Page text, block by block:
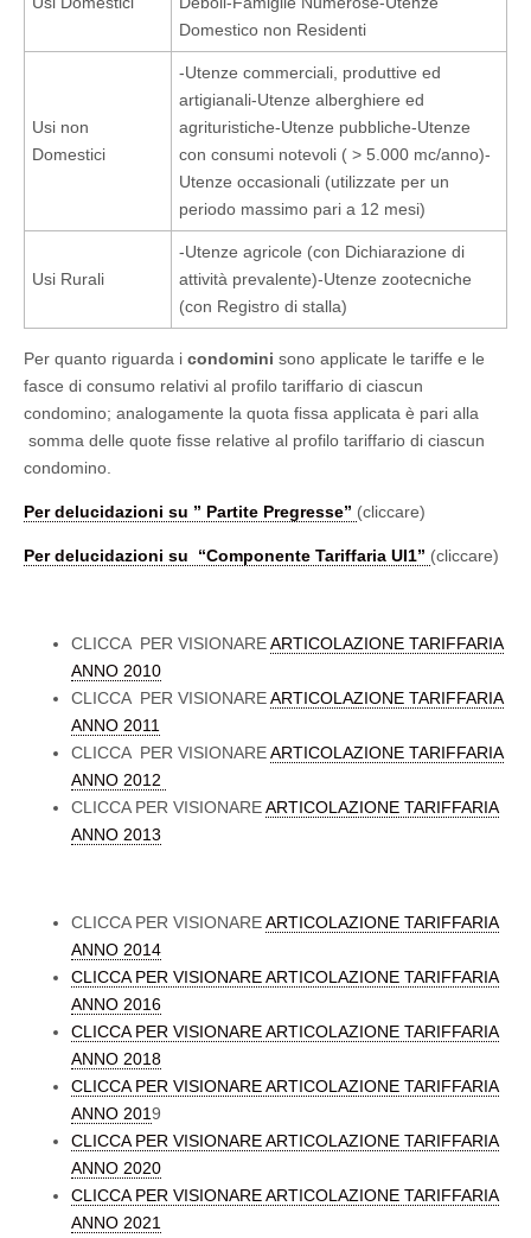
Domestico non Residenti
Usi non
Domestici
-Utenze commerciali, produttive ed
artigianali-Utenze alberghiere ed
agrituristiche-Utenze pubbliche-Utenze
con consumi notevoli ( > 5.000 mc/anno)-
Utenze occasionali (utilizzate per un
periodo massimo pari a 12 mesi)
Usi Rurali
-Utenze agricole (con Dichiarazione di
attività prevalente)-Utenze zootecniche
(con Registro di stalla)
Per quanto riguarda i condomini sono applicate le tariffe e le
fasce di consumo relativi al profilo tariffario di ciascun
condomino; analogamente la quota fissa applicata è pari alla
somma delle quote fisse relative al profilo tariffario di ciascun
condomino.
Per delucidazioni su ” Partite Pregresse” (cliccare)
Per delucidazioni su “Componente Tariffaria UI1” (cliccare)
CLICCA PER VISIONAREARTICOLAZIONE TARIFFARIA
ANNO 2010
CLICCA PER VISIONAREARTICOLAZIONE TARIFFARIA
ANNO 2011
CLICCA PER VISIONAREARTICOLAZIONE TARIFFARIA
ANNO 2012
CLICCA PER VISIONAREARTICOLAZIONE TARIFFARIA
ANNO 2013
CLICCA PER VISIONAREARTICOLAZIONE TARIFFARIA
ANNO 2014
CLICCA PER VISIONARE ARTICOLAZIONE TARIFFARIA
ANNO 2016
CLICCA PER VISIONARE ARTICOLAZIONE TARIFFARIA
ANNO 2018
CLICCA PER VISIONARE ARTICOLAZIONE TARIFFARIA
ANNO 2019
CLICCA PER VISIONARE ARTICOLAZIONE TARIFFARIA
ANNO 2020
CLICCA PER VISIONARE ARTICOLAZIONE TARIFFARIA
ANNO 2021